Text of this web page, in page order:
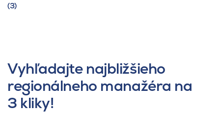
(3)
Vyhľadajte najbližšieho
regionálneho manažéra na
3 kliky!